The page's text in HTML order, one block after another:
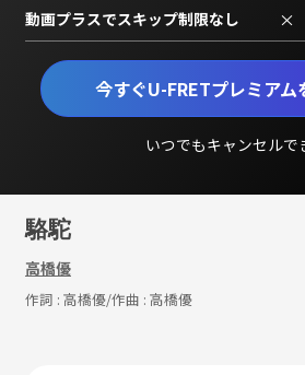
今すぐU-FRETプレミアム
いつでもキャンセルで
動画プラスでスキップ制限なし ×
駱駝
高橋優
作詞 : 高橋優/作曲 : 高橋優